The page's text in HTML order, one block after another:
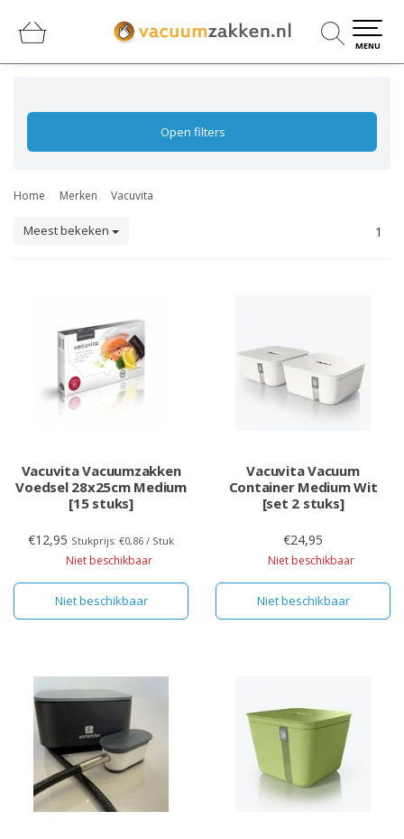
MENU
Open filters
Home Merken Vacuvita
Meest bekeken 1
Vacuvita Vacuumzakken
Voedsel 28x25cm Medium
[15 stuks]
€12,95 Stukprijs: €0,86 / Stuk
Niet beschikbaar
Niet beschikbaar
Vacuvita Vacuum
Container Medium Wit
[set 2 stuks]
€24,95
Niet beschikbaar
Niet beschikbaar